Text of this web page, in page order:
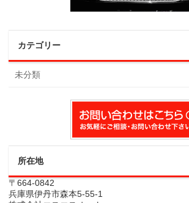
カテゴリー
未分類
所在地
〒664-0842
兵庫県伊丹市森本5-55-1